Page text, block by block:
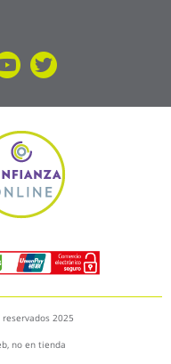
2025
no en tienda